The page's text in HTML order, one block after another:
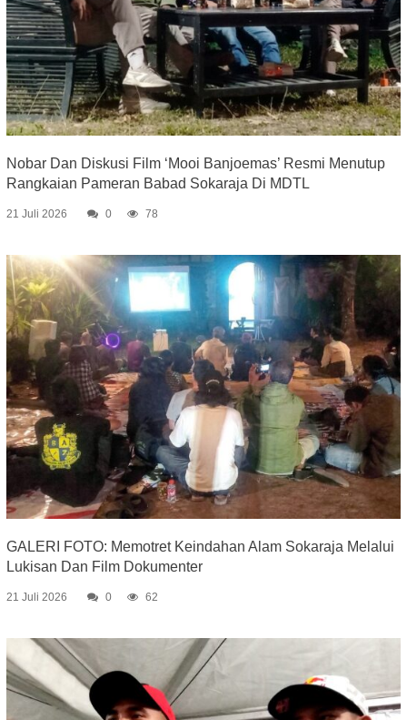
Nobar Dan Diskusi Film ‘Mooi Banjoemas’ Resmi Menutup
Rangkaian Pameran Babad Sokaraja Di MDTL
21 Juli 2026 0 78
GALERI FOTO: Memotret Keindahan Alam Sokaraja Melalui
Lukisan Dan Film Dokumenter
21 Juli 2026 0 62